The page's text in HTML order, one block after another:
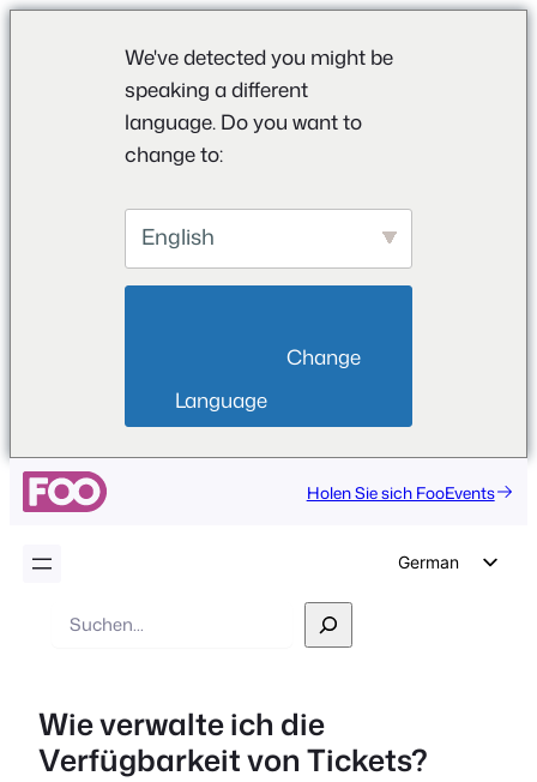
We've detected you might be
speaking a different
language. Do you want to
change to:
English
Language
Holen Sie sich FooEvents
German
Portuguese
Suche
Wie verwalte ich die
Verfügbarkeit von Tickets?